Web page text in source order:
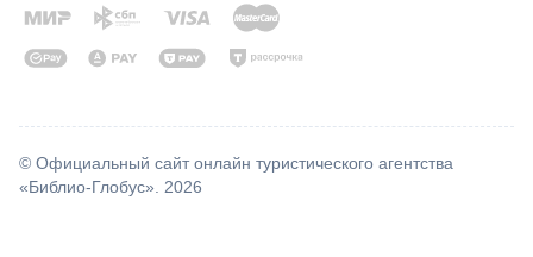
© Официальный сайт онлайн туристического агентства
«Библио-Глобус». 2026